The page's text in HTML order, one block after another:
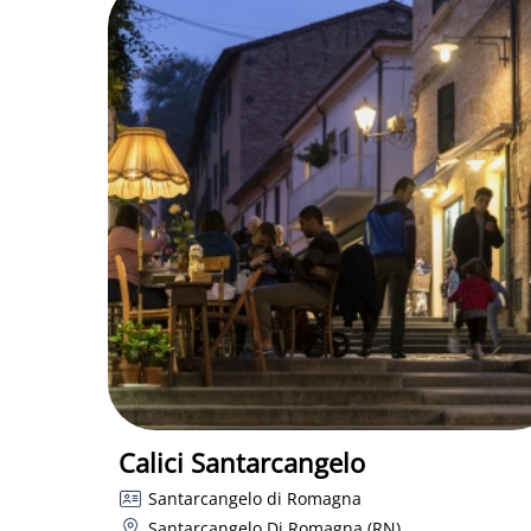
Calici Santarcangelo
Santarcangelo di Romagna